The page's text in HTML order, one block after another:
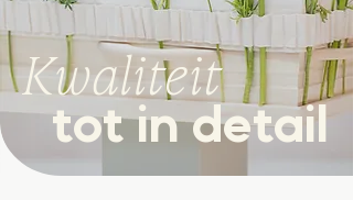
Kwaliteit
tot in detail